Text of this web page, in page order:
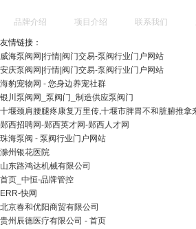
品牌介绍 项目介绍 联系我们
友情链接：
威海泵阀网|行情|阀门交易-泵阀行业门户网站
安庆泵阀网|行情|阀门交易-泵阀行业门户网站
海豹宠物网 - 您身边养宠社群
银川泵阀网_泵阀门_制造供应泵阀门
十堰颈肩腰腿疼康复万里传,十堰市脾胃不和脏腑推拿
郧西招聘网-郧西英才网-郧西人才网
珠海泵阀 - 泵阀行业门户网站
滁州银花医院
山东路鸿达机械有限公司
首页_中恒-品牌管控
ERR-快网
北京春和优阳商贸有限公司
贵州辰德医疗有限公司 - 首页